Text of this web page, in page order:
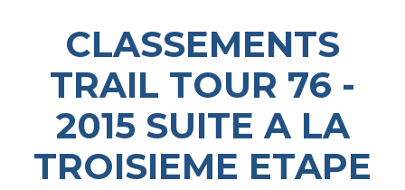
CLASSEMENTS
TRAIL TOUR 76 -
2015 SUITE A LA
TROISIEME ETAPE